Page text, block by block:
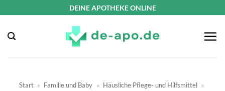
springen
DEINE APOTHEKE ONLINE
Start » Familie und Baby » Häusliche Pflege- und Hilfsmittel »